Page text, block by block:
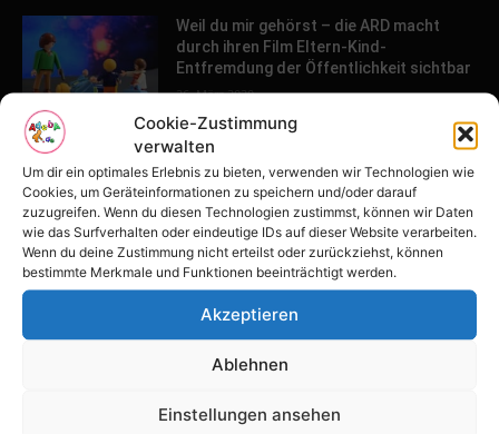
Cookie-Zustimmung
verwalten
Um dir ein optimales Erlebnis zu bieten, verwenden wir Technologien wie
Cookies, um Geräteinformationen zu speichern und/oder darauf
zuzugreifen. Wenn du diesen Technologien zustimmst, können wir Daten
wie das Surfverhalten oder eindeutige IDs auf dieser Website verarbeiten.
Wenn du deine Zustimmung nicht erteilst oder zurückziehst, können
bestimmte Merkmale und Funktionen beeinträchtigt werden.
Akzeptieren
Ablehnen
Einstellungen ansehen
Weil du mir gehörst – die ARD macht
durch ihren Film Eltern-Kind-
Entfremdung der Öffentlichkeit sichtbar
26. März 2020
POPULAR POSTS
Tulpenfest läutet Frühling in Potsdam
ein
16. April 2026
Familien-Paradies an der Adria
31. März 2026